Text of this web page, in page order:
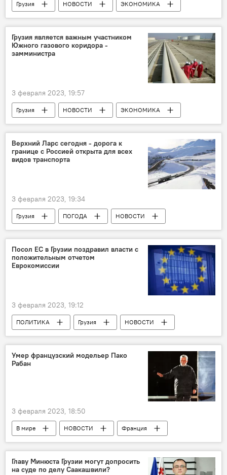
Грузия НОВОСТИ
ЭКОНОМИКА
Ираклий Карселадзе
Министерство инфраструктуры и регионального развития
Строительство дороги
Грузия является важным участником
Южного газового коридора -
замминистра
3 февраля 2023, 19:57
Грузия НОВОСТИ
ЭКОНОМИКА
Ромео Микаутадзе
Европа
Трансадриатический газопровод (TAP)
газопровод
Азербайджан
Верхний Ларс сегодня - дорога к
границе с Россией открыта для всех
видов транспорта
3 февраля 2023, 19:34
Грузия ПОГОДА
НОВОСТИ
Верхний Ларс
Департамент автомобильных дорог
Национальное агентство окружающей среды
Посол ЕС в Грузии поздравил власти с
положительным отчетом
Еврокомиссии
3 февраля 2023, 19:12
ПОЛИТИКА Грузия
НОВОСТИ
Ираклий Кобахидзе
Еврокомиссия
Умер французский модельер Пако
Рабан
3 февраля 2023, 18:50
В мире НОВОСТИ Франция
Главу Минюста Грузии могут допросить
на суде по делу Саакашвили?